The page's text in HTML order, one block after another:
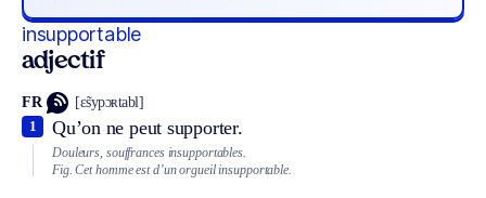
insupportable
adjectif
FR [ɛ̃sypɔʀtabl]
Qu’on ne peut supporter.
1
Douleurs, souffrances insupportables.
Fig. Cet homme est d’un orgueil insupportable.